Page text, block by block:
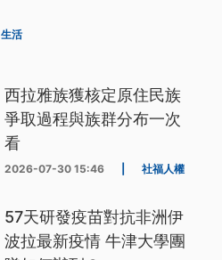
生活
西拉雅族獲核定原住民族
爭取過程與族群分布一次
看
2026-07-30 15:46 社福人權
57天研發疫苗對抗非洲伊
波拉最新疫情 牛津大學團